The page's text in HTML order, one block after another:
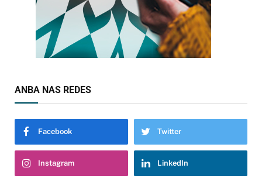
ANBA NAS REDES
Facebook Twitter
Instagram LinkedIn